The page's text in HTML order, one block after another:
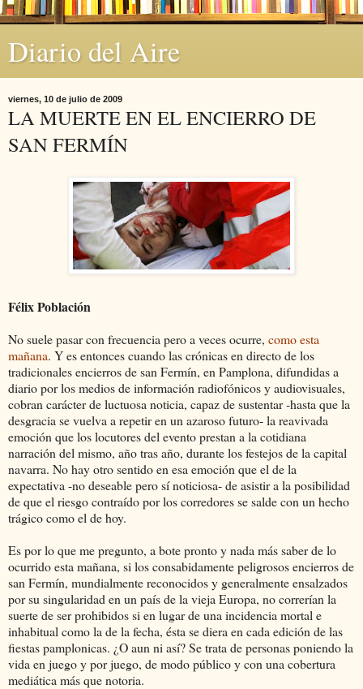
Diario del Aire
viernes, 10 de julio de 2009
LA MUERTE EN EL ENCIERRO DE
SAN FERMÍN
Félix Población
No suele pasar con frecuencia pero a veces ocurre, como esta
mañana. Y es entonces cuando las crónicas en directo de los
tradicionales encierros de san Fermín, en Pamplona, difundidas a
diario por los medios de información radiofónicos y audiovisuales,
cobran carácter de luctuosa noticia, capaz de sustentar -hasta que la
desgracia se vuelva a repetir en un azaroso futuro- la reavivada
emoción que los locutores del evento prestan a la cotidiana
narración del mismo, año tras año, durante los festejos de la capital
navarra. No hay otro sentido en esa emoción que el de la
expectativa -no deseable pero sí noticiosa- de asistir a la posibilidad
de que el riesgo contraído por los corredores se salde con un hecho
trágico como el de hoy.
Es por lo que me pregunto, a bote pronto y nada más saber de lo
ocurrido esta mañana, si los consabidamente peligrosos encierros de
san Fermín, mundialmente reconocidos y generalmente ensalzados
por su singularidad en un país de la vieja Europa, no correrían la
suerte de ser prohibidos si en lugar de una incidencia mortal e
inhabitual como la de la fecha, ésta se diera en cada edición de las
fiestas pamplonicas. ¿O aun ni así? Se trata de personas poniendo la
vida en juego y por juego, de modo público y con una cobertura
mediática más que notoria.